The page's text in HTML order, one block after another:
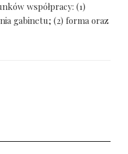
współpracy: (1)
gabinetu; (2) forma oraz